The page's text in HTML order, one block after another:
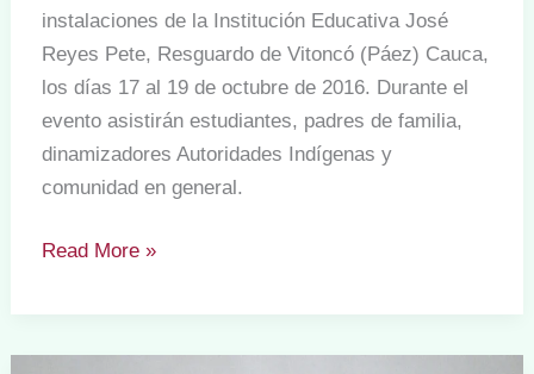
instalaciones de la Institución Educativa José
Reyes Pete, Resguardo de Vitoncó (Páez) Cauca,
los días 17 al 19 de octubre de 2016. Durante el
evento asistirán estudiantes, padres de familia,
dinamizadores Autoridades Indígenas y
comunidad en general.
Primera
Para
la
Read More »